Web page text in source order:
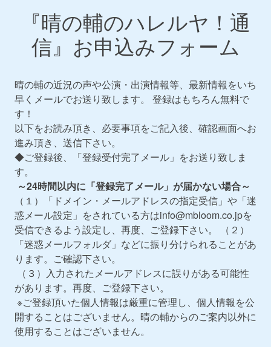
『晴の輔のハレルヤ！通
信』お申込みフォーム
晴の輔の近況の声や公演・出演情報等、最新情報をいち
早くメールでお送り致します。 登録はもちろん無料で
す！
以下をお読み頂き、必要事項をご記入後、確認画面へお
進み頂き、送信下さい。
◆ご登録後、「登録受付完了メール」をお送り致しま
す。
～24時間以内に「登録完了メール」が届かない場合～
（１）「ドメイン・メールアドレスの指定受信」や「迷
惑メール設定」をされている方はinfo@mbloom.co.jpを
受信できるよう設定し、再度、ご登録下さい。 （２）
「迷惑メールフォルダ」などに振り分けられることがあ
ります。ご確認下さい。
（３）入力されたメールアドレスに誤りがある可能性
があります。再度、ご登録下さい。
※ご登録頂いた個人情報は厳重に管理し、個人情報を公
開することはございません。晴の輔からのご案内以外に
使用することはございません。